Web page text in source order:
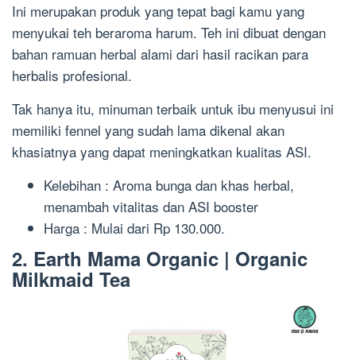
Ini merupakan produk yang tepat bagi kamu yang
menyukai teh beraroma harum. Teh ini dibuat dengan
bahan ramuan herbal alami dari hasil racikan para
herbalis profesional.
Tak hanya itu, minuman terbaik untuk ibu menyusui ini
memiliki fennel yang sudah lama dikenal akan
khasiatnya yang dapat meningkatkan kualitas ASI.
Kelebihan : Aroma bunga dan khas herbal,
menambah vitalitas dan ASI booster
Harga : Mulai dari Rp 130.000.
2. Earth Mama Organic | Organic
Milkmaid Tea